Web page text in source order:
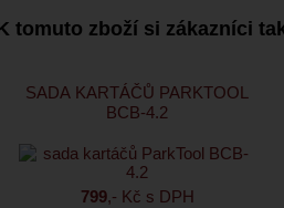
tomuto zboží si zákazníci
SADA KARTÁČŮ PARKTOOL
BCB-4.2
799,- Kč s DPH